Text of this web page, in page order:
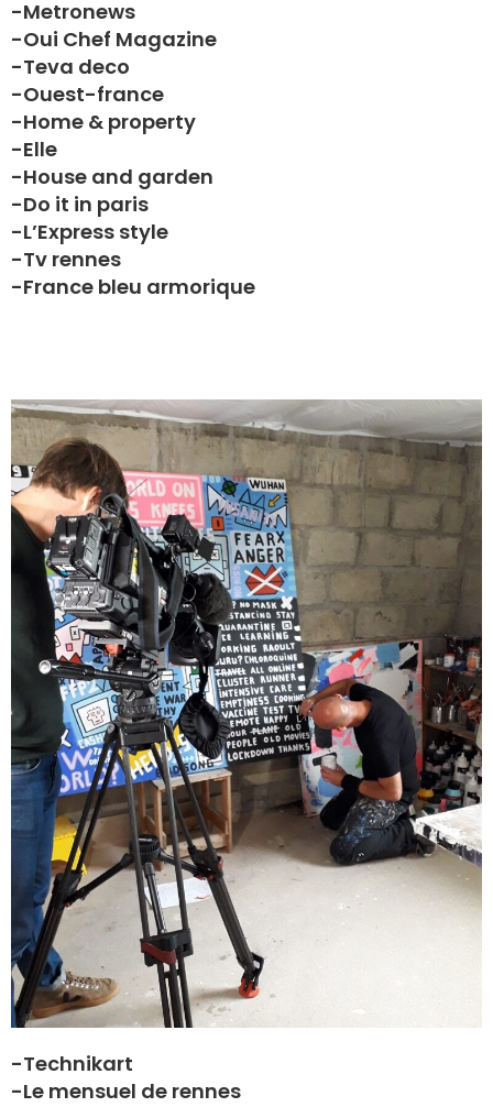
-Metronews
-Oui Chef Magazine
-Teva deco
-Ouest-france
-Home & property
-Elle
-House and garden
-Do it in paris
-L’Express style
-Tv rennes
-France bleu armorique
-Technikart
-Le mensuel de rennes